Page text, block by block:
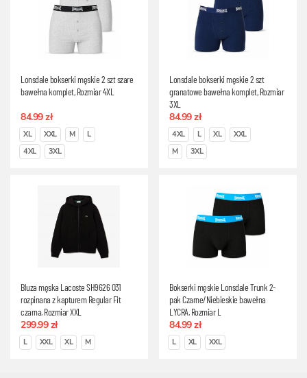
Lonsdale bokserki męskie 2 szt szare
bawełna komplet, Rozmiar 4XL
84.99 zł
XL XXL M
L
4XL
3XL
Lonsdale bokserki męskie 2 szt
granatowe bawełna komplet, Rozmiar
3XL
84.99 zł
4XL L XL
XXL
M
3XL
Bluza męska Lacoste SH9626 031
rozpinana z kapturem Regular Fit
czarna, Rozmiar XXL
299.99 zł
L XXL XL M
Bokserki męskie Lonsdale Trunk 2-
pak Czarne/Niebieskie bawełna
LYCRA, Rozmiar L
84.99 zł
L XL XXL